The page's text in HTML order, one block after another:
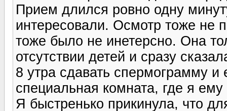
Прием длился ровно одну
интересовали. Осмотр тоже не
тоже было не инетерсно. Она
отсутствии детей и сразу
8 утра сдавать спермограмму
специальная комната, где я ему
Я быстренько прикинула, что